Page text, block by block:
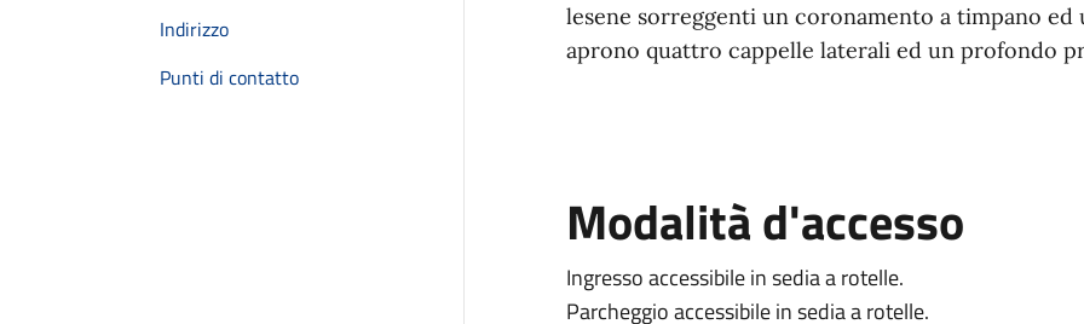
Indirizzo
Punti di contatto
lesene sorreggenti un coronamento a timpano ed
aprono quattro cappelle laterali ed un profondo
Modalità d'accesso
Ingresso accessibile in sedia a rotelle.
Parcheggio accessibile in sedia a rotelle.